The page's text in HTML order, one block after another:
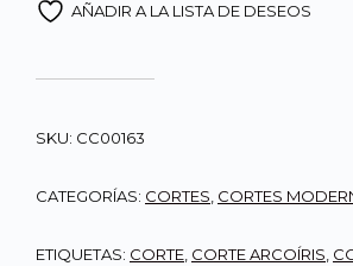
AÑADIR A LA LISTA DE DESEOS
SKU: CC00163
CATEGORÍAS: CORTES CORTES
ETIQUETAS: CORTE CORTE ARCOÍRIS